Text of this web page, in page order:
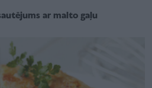
ar malto gaļu